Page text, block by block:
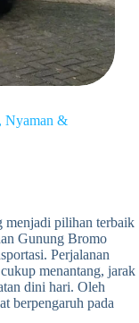
Nyaman &
menjadi pilihan terbaik
Gunung Bromo
Perjalanan
menantang, jarak
dini hari. Oleh
berpengaruh pada